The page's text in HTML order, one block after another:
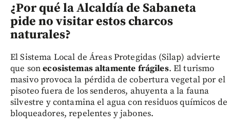
¿Por qué la Alcaldía de Sabaneta
pide no visitar estos charcos
naturales?
El Sistema Local de Áreas Protegidas (Silap) advierte
que sonecosistemas altamente frágiles. El turismo
masivo provoca la pérdida de cobertura vegetal por el
pisoteo fuera de los senderos, ahuyenta a la fauna
silvestre y contamina el agua con residuos químicos de
bloqueadores, repelentes y jabones.